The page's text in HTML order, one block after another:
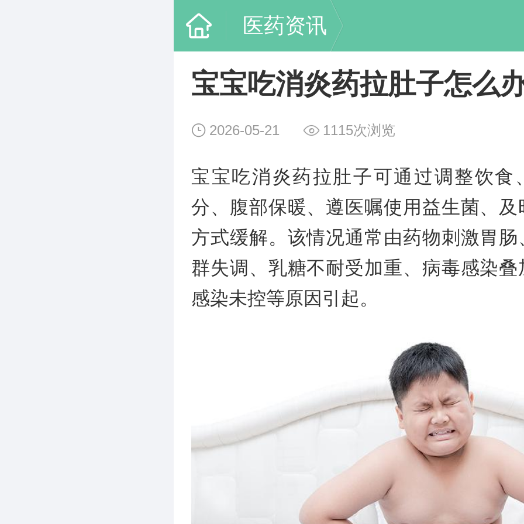
医药资讯
宝宝吃消炎药拉肚子怎么
2026-05-21 1115次浏览
宝宝吃消炎药拉肚子可通过调整饮食
分、腹部保暖、遵医嘱使用益生菌、及
方式缓解。该情况通常由药物刺激胃肠
群失调、乳糖不耐受加重、病毒感染叠
感染未控等原因引起。